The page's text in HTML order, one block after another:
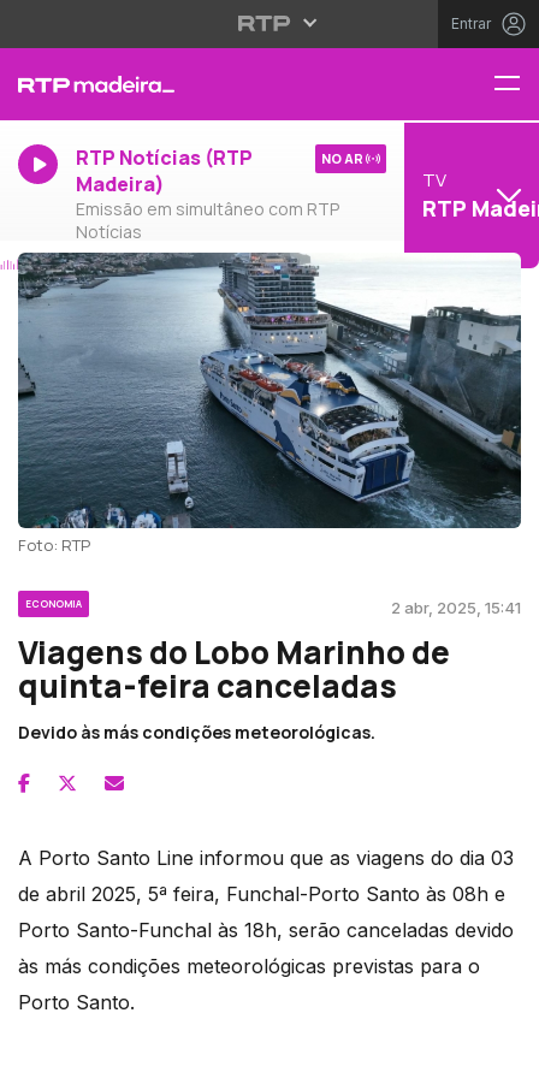
Entrar
RTP Notícias (RTP
Madeira)
Emissão em simultâneo com RTP
Notícias
NO AR
TV
RTP
Foto: RTP
ECONOMIA 2 abr, 2025, 15:41
Viagens do Lobo Marinho de
quinta-feira canceladas
Devido às más condições meteorológicas.
A Porto Santo Line informou que as viagens do dia 03
de abril 2025, 5ª feira, Funchal-Porto Santo às 08h e
Porto Santo-Funchal às 18h, serão canceladas devido
às más condições meteorológicas previstas para o
Porto Santo.